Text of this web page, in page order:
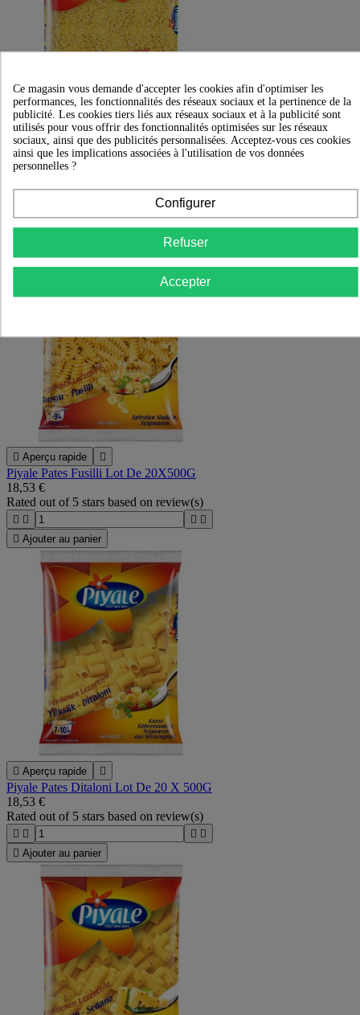
Aperçu rapide 
Piyale Pates Perlees Lot De 20X500G
18,53 €
Ratedout of 5 stars based onreview(s)
 
 Aperçu rapide 
Piyale Pates Fusilli Lot De 20X500G
18,53 €
Rated out of 5 stars based on review(s)
   
 Ajouter au panier
 Aperçu rapide 
Piyale Pates Ditaloni Lot De 20 X 500G
18,53 €
Rated out of 5 stars based on review(s)
   
 Ajouter au panier
Ce magasin vous demande d'accepter les cookies afin d'optimiser les
performances, les fonctionnalités des réseaux sociaux et la pertinence de la
publicité. Les cookies tiers liés aux réseaux sociaux et à la publicité sont
utilisés pour vous offrir des fonctionnalités optimisées sur les réseaux
sociaux, ainsi que des publicités personnalisées. Acceptez-vous ces cookies
ainsi que les implications associées à l'utilisation de vos données
personnelles ?
Configurer
Refuser
Accepter